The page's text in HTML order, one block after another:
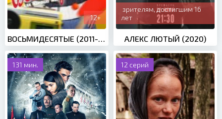
12+
зрителям, достигшим 16
лет
АЛЕКС ЛЮТЫЙ (2020)
131 мин. 12 серий